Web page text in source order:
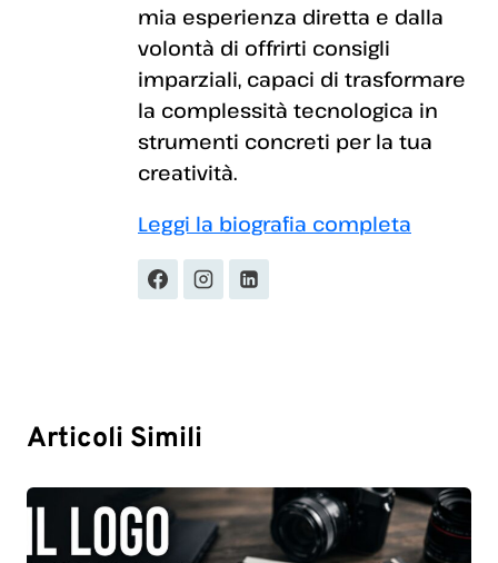
mia esperienza diretta e dalla
volontà di offrirti consigli
imparziali, capaci di trasformare
la complessità tecnologica in
strumenti concreti per la tua
creatività.
Leggi la biografia completa
Articoli Simili